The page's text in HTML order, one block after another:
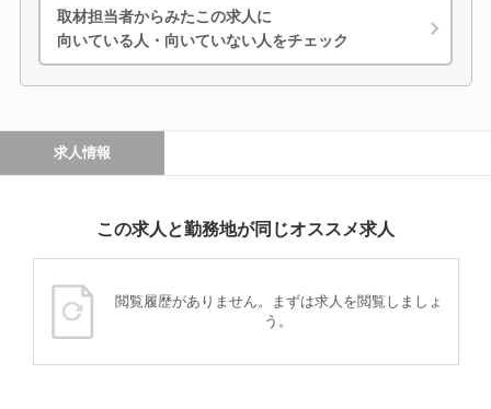
取材担当者からみたこの求人に
向いている人・向いていない人をチェック
求人情報
この求人と勤務地が同じオススメ求人
閲覧履歴がありません。まずは求人を閲覧しましょ
う。